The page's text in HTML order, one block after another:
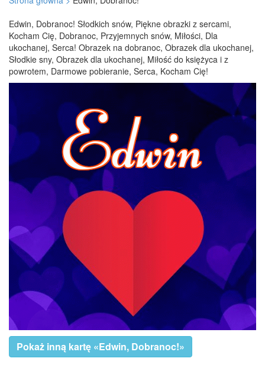
Edwin, Dobranoc! Słodkich snów, Piękne obrazki z sercami,
Kocham Cię, Dobranoc, Przyjemnych snów, Miłości, Dla
ukochanej, Serca! Obrazek na dobranoc, Obrazek dla ukochanej,
Słodkie sny, Obrazek dla ukochanej, Miłość do księżyca i z
powrotem, Darmowe pobieranie, Serca, Kocham Cię!
Pokaż inną kartę «Edwin, Dobranoc!»